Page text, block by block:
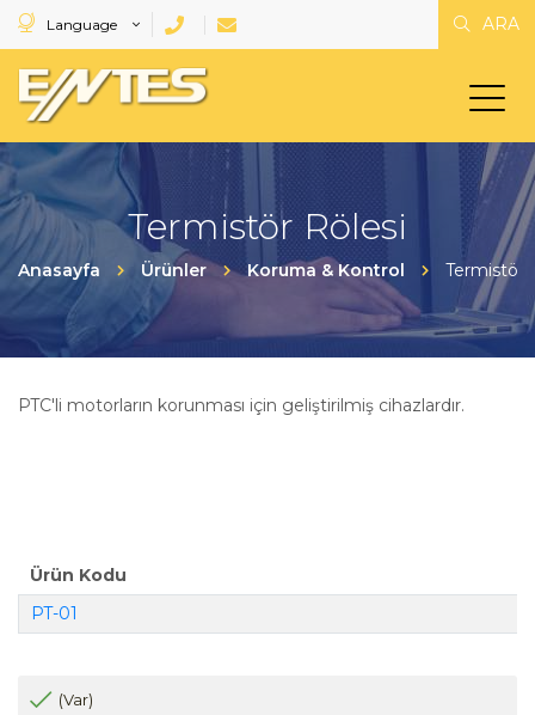
Language ARA
Termistör Rölesi
Anasayfa Ürünler Koruma & Kontrol Termistör
PTC'li motorların korunması için geliştirilmiş cihazlardır.
Ürün Kodu
PT-01
(Var)